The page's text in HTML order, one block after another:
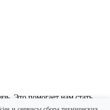
Это помогает нам стать